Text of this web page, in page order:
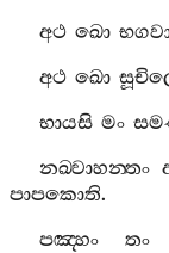
අථ ඛො
අථ ඛො
භායසි මං
නඛ‍්වාහන‍්තං
පාපකොති.
පඤ‍්හං
තං